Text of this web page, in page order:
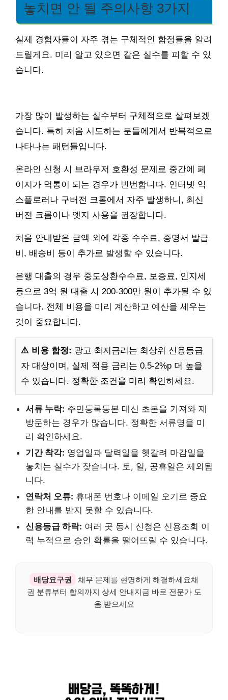
놓치면 안 될 주의사항 3가지
실제 경험자들이 자주 겪는 구체적인 함정들을 알려
드릴게요. 미리 알고 있으면 같은 실수를 피할 수 있
습니다.
가장 많이 발생하는 실수부터 구체적으로 살펴보겠
습니다. 특히 처음 시도하는 분들에게서 반복적으로
나타나는 패턴들입니다.
온라인 신청 시 브라우저 호환성 문제로 중간에 페
이지가 먹통이 되는 경우가 빈번합니다. 인터넷 익
스플로러나 구버전 크롬에서 자주 발생하니, 최신
버전 크롬이나 엣지 사용을 권장합니다.
처음 안내받은 금액 외에 각종 수수료, 증명서 발급
비, 배송비 등이 추가로 발생할 수 있습니다.
은행 대출의 경우 중도상환수수료, 보증료, 인지세
등으로 3억 원 대출 시 200-300만 원이 추가될 수 있
습니다. 전체 비용을 미리 계산하고 예산을 세우는
것이 중요합니다.
⚠️ 비용 함정: 광고 최저금리는 최상위 신용등급
자 대상이며, 실제 적용 금리는 0.5-2%p 더 높을
수 있습니다. 정확한 조건을 미리 확인하세요.
서류 누락: 주민등록등본 대신 초본을 가져와 재
방문하는 경우가 많습니다. 정확한 서류명을 미
리 확인하세요.
기간 착각: 영업일과 달력일을 헷갈려 마감일을
놓치는 실수가 잦습니다. 토, 일, 공휴일은 제외됩
니다.
연락처 오류: 휴대폰 번호나 이메일 오기로 중요
한 안내를 받지 못할 수 있습니다.
신용등급 하락: 여러 곳 동시 신청은 신용조회 이
력 누적으로 승인 확률을 떨어뜨릴 수 있습니다.
배당요구권
채무 문제를 현명하게 해결하세요채
권 분류부터 합의까지 상세 안내지금 바로 전문가 도
움 받으세요